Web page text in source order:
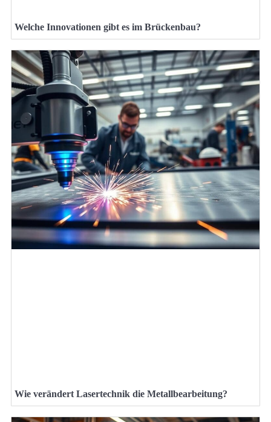
Welche Innovationen gibt es im Brückenbau?
Wie verändert Lasertechnik die Metallbearbeitung?